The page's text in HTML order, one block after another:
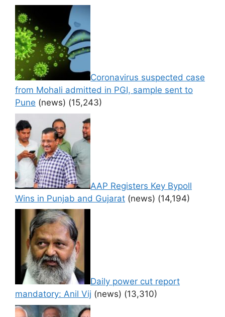
Coronavirus suspected case
from Mohali admitted in PGI, sample sent to
Pune (news) (15,243)
AAP Registers Key Bypoll
Wins in Punjab and Gujarat (news) (14,194)
Daily power cut report
mandatory: Anil Vij (news) (13,310)